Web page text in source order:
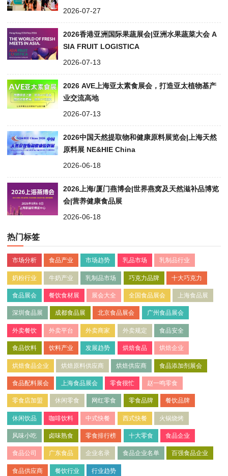
2026-07-27
2026香港亚洲国际果蔬展会|亚洲水果蔬菜大会 A
SIA FRUIT LOGISTICA
2026-07-13
2026 AVE上海亚太素食展会，打造亚太植物基产
业交流高地
2026-07-13
2026中国天然提取物和健康原料展览会|上海天然
原料展 NE&HIE China
2026-06-18
2026上海/厦门燕博会|世界燕窝及天然滋补品博览
会|营养健康食品展
2026-06-18
热门标签
市场分析 食品产业 市场趋势 乳品市场 乳制品行业
奶粉行业 牛奶产业 乳制品市场 巧克力品牌 十大巧克力
食品展会 餐饮食材展 展会大全 全国食品展会 上海食品展
深圳食品展 成都食品展 北京食品展会 广州食品展会
外卖餐饮 外卖平台 外卖商家 外卖规定 食品安全
食品饮料 饮料产业 发展趋势 烘焙食品 烘焙企业
烘焙食品企业 烘焙原料供应商 烘焙供应商 食品添加剂展会
食品配料展会 上海食品展会 零食很忙 赵一鸣零食
零食店加盟 休闲零食 网红零食 零食品牌 餐饮品牌
休闲饮品 咖啡饮料 中式快餐 西式快餐 火锅烧烤
风味小吃 卤味熟食 零食排行榜 十大零食 食品企业
食品公司 广东食品 企业名录 食品企业名单 百强食品企业
食品供应商 餐饮行业 行业趋势